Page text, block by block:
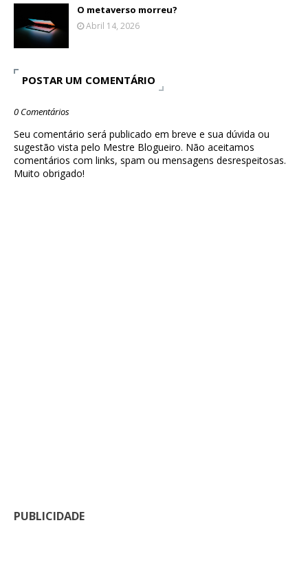
O metaverso morreu?
Abril 14, 2026
POSTAR UM COMENTÁRIO
0 Comentários
Seu comentário será publicado em breve e sua dúvida ou
sugestão vista pelo Mestre Blogueiro. Não aceitamos
comentários com links, spam ou mensagens desrespeitosas.
Muito obrigado!
PUBLICIDADE